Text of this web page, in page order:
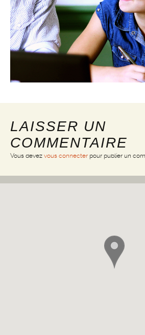
LAISSER UN
COMMENTAIRE
Vous devez vous connecter pour publier un